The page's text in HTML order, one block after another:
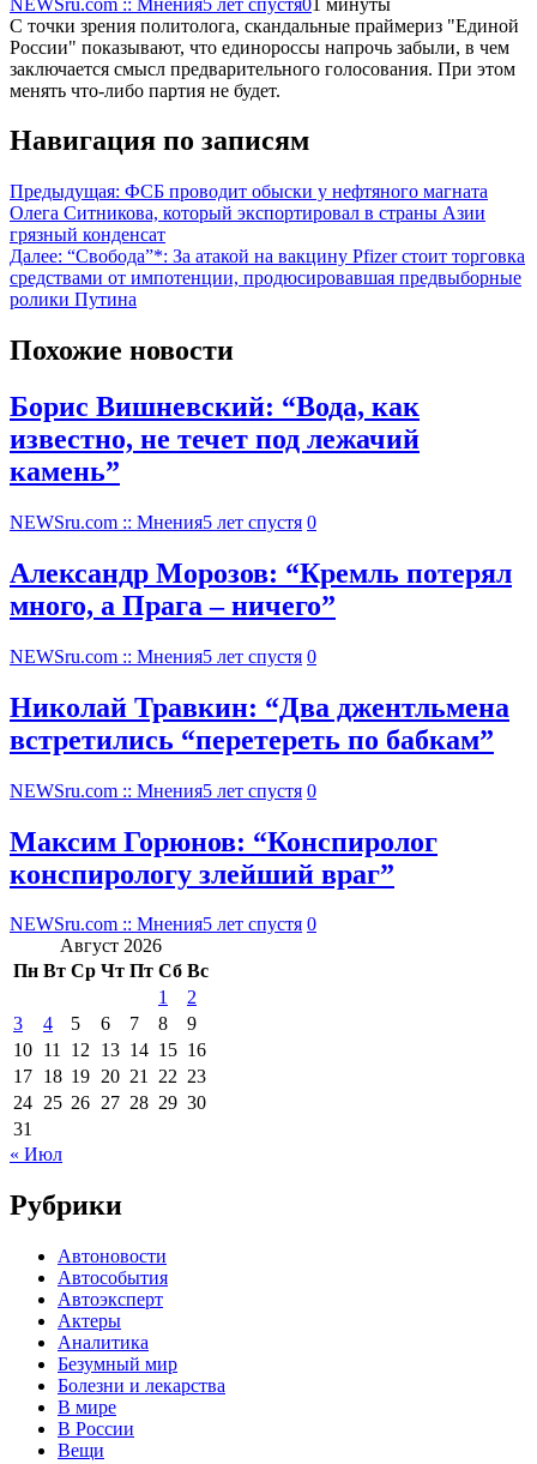
С точки зрения политолога, скандальные праймериз "Единой
России" показывают, что единороссы напрочь забыли, в чем
заключается смысл предварительного голосования. При этом
менять что-либо партия не будет.
Навигация по записям
Предыдущая: ФСБ проводит обыски у нефтяного магната
Олега Ситникова, который экспортировал в страны Азии
грязный конденсат
Далее: “Свобода”*: За атакой на вакцину Pfizer стоит торговка
средствами от импотенции, продюсировавшая предвыборные
ролики Путина
Похожие новости
Борис Вишневский: “Вода, как
известно, не течет под лежачий
камень”
NEWSru.com :: Мнения5 лет спустя 0
Александр Морозов: “Кремль потерял
много, а Прага – ничего”
NEWSru.com :: Мнения5 лет спустя 0
Николай Травкин: “Два джентльмена
встретились “перетереть по бабкам”
NEWSru.com :: Мнения5 лет спустя 0
Максим Горюнов: “Конспиролог
конспирологу злейший враг”
NEWSru.com :: Мнения5 лет спустя 0
Август 2026
Пн Вт Ср Чт Пт Сб Вс
1
2
3
4 5 6 7 8
9
10 11 12 13 14 15 16
17 18 19 20 21 22 23
24 25 26 27 28 29 30
31
« Июл
Рубрики
Автоновости
Автособытия
Автоэксперт
Актеры
Аналитика
Безумный мир
Болезни и лекарства
В мире
В России
Вещи